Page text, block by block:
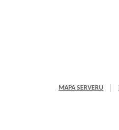
MAPA SERVERU